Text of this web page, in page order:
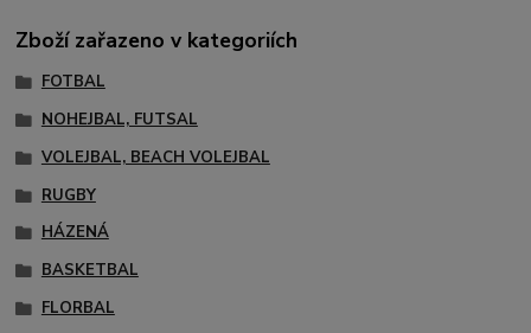
Zboží zařazeno v kategoriích
FOTBAL
NOHEJBAL, FUTSAL
VOLEJBAL, BEACH VOLEJBAL
RUGBY
HÁZENÁ
BASKETBAL
FLORBAL